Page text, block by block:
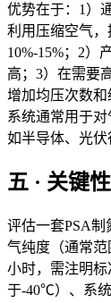
优势在于：1）
利用压缩空气
10%-15%；2）
高；3）在需要
增加均压次数
系统通常用于对
如半导体、光伏
五 · 关键
评估一套PSA
气纯度（通常范
小时，需注明
于-40℃）、系